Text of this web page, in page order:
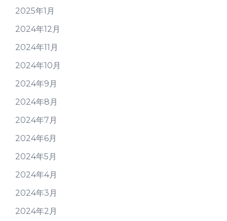
2025年1月
2024年12月
2024年11月
2024年10月
2024年9月
2024年8月
2024年7月
2024年6月
2024年5月
2024年4月
2024年3月
2024年2月